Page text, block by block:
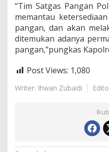
“Tim Satgas Pangan
memantau
pangan, dan akan
ditemukan adanya
pangan,”pungkas
Post Views: 1,080
Writer: Ihwan Zubaidi